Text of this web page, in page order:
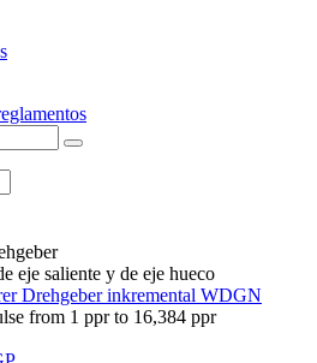
eje saliente y de eje hueco
from 1 ppr to 16,384 ppr